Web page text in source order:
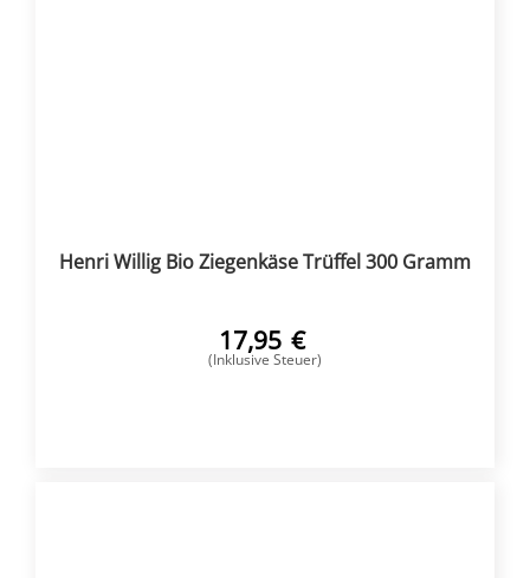
Henri Willig Bio Ziegenkäse Trüffel 300 Gramm
17,95 €
(Inklusive Steuer)